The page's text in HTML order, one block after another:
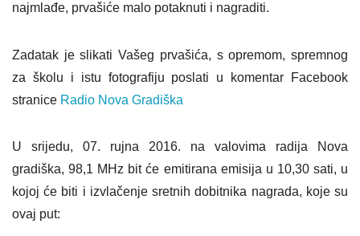
najmlađe, prvašiće malo potaknuti i nagraditi.
Zadatak je slikati Vašeg prvašića, s opremom, spremnog
za školu i istu fotografiju poslati u komentar Facebook
stranice Radio Nova Gradiška
U srijedu, 07. rujna 2016. na valovima radija Nova
gradiška, 98,1 MHz bit će emitirana emisija u 10,30 sati, u
kojoj će biti i izvlačenje sretnih dobitnika nagrada, koje su
ovaj put: